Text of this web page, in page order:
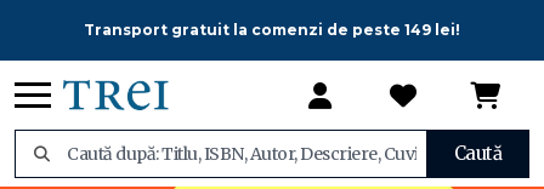
Transport gratuit la comenzi de peste 149 lei!
Caută